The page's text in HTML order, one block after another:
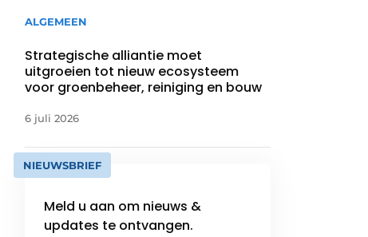
ALGEMEEN
Strategische alliantie moet
uitgroeien tot nieuw ecosysteem
voor groenbeheer, reiniging en bouw
6 juli 2026
NIEUWSBRIEF
Meld u aan om nieuws &
updates te ontvangen.